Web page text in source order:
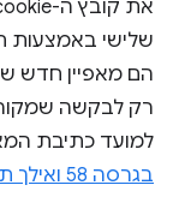
שלישי באמצעות
רק לבקשה
למועד כתיבת
בגרסה 58 ואילך תומכים במאפיין הזה